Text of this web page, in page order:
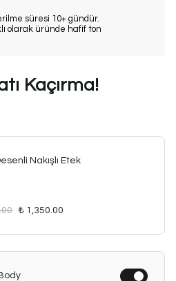
süresi 10+ gündür.
olarak üründe hafif ton
Kaçırma!
Nakışlı Etek
₺ 1,350.00